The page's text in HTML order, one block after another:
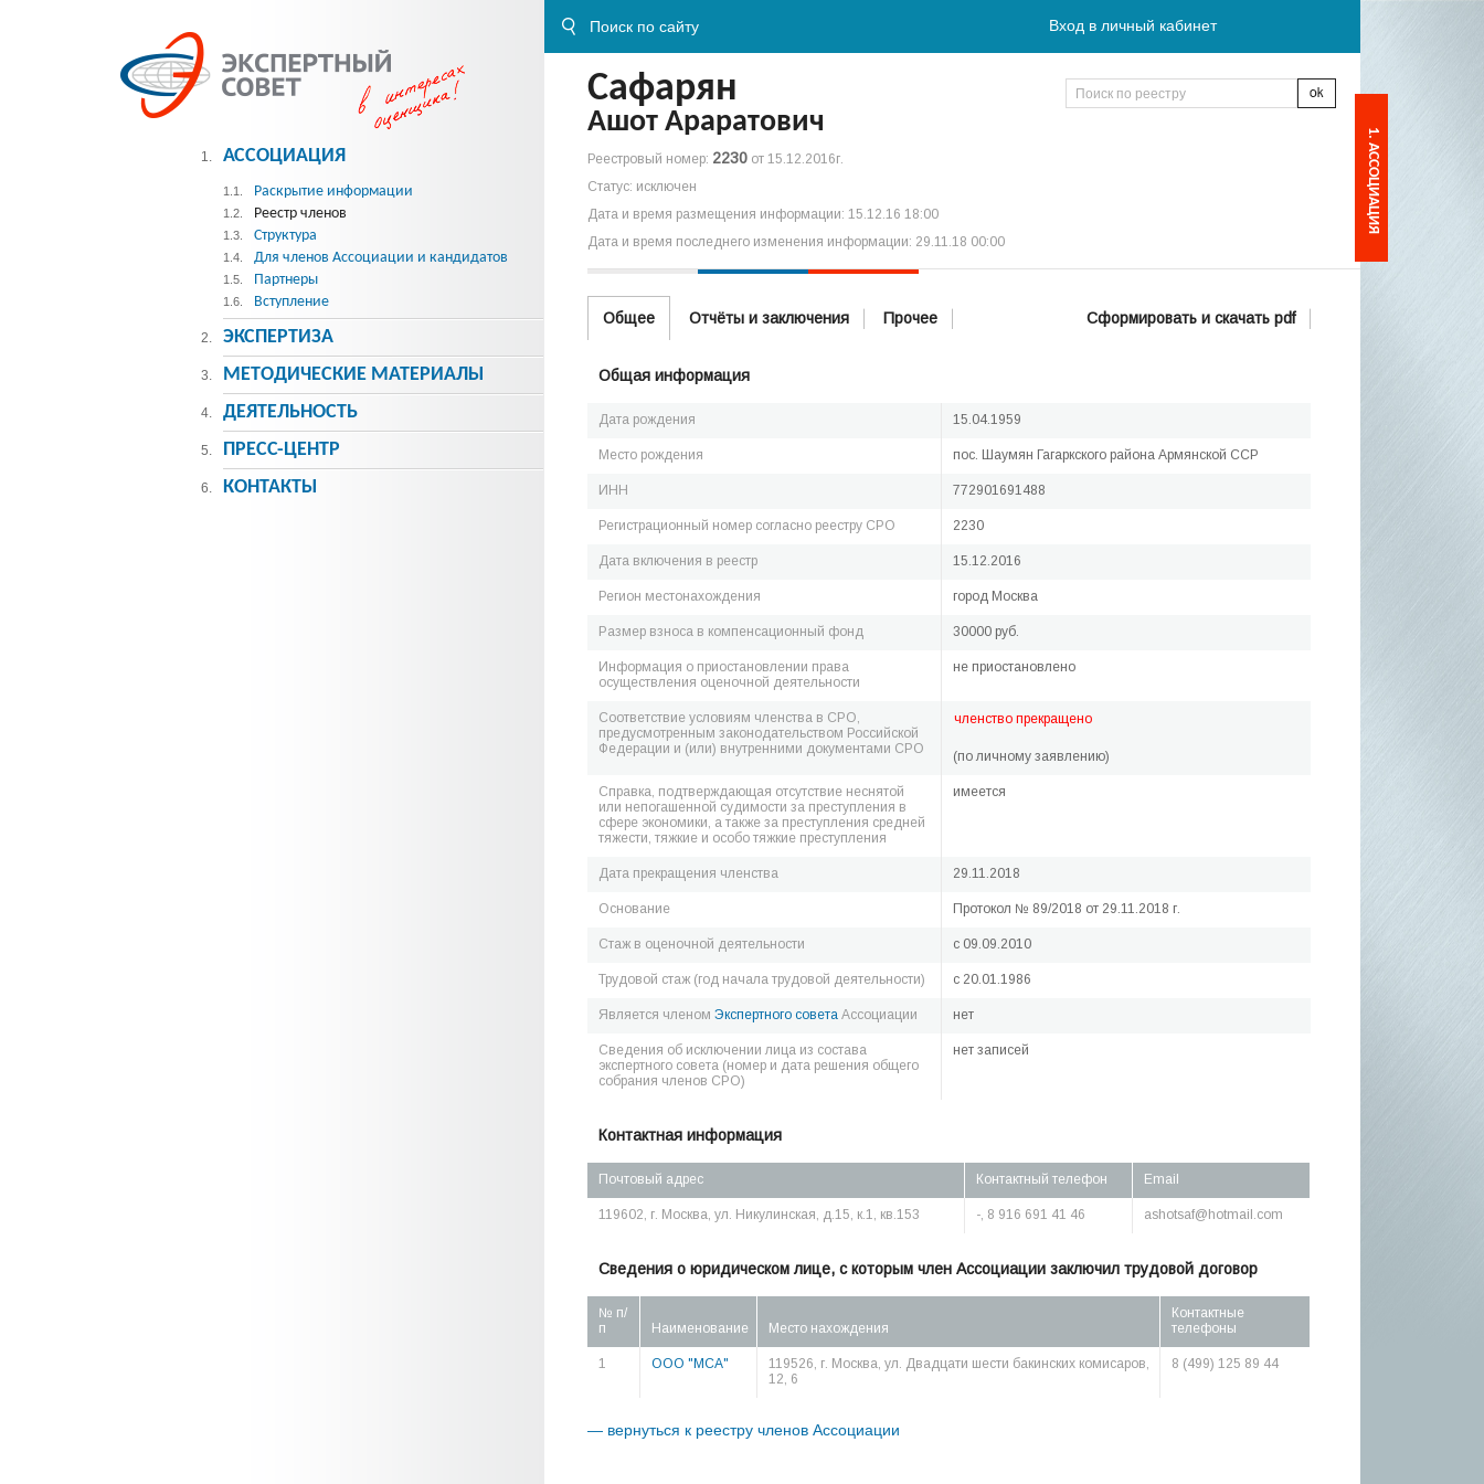
Вход в личный кабинет
Сафарян
Ашот Араратович
Реестровый номер: 2230 от 15.12.2016г.
Статус: исключен
Дата и время размещения информации: 15.12.16 18:00
Дата и время последнего изменения информации: 29.11.18 00:00
Общее Отчёты и заключения Прочее Сформировать и скачать pdf
Общая информация
Дата рождения 15.04.1959
Место рождения пос. Шаумян Гагаркского района Армянской ССР
ИНН 772901691488
Регистрационный номер согласно реестру СРО 2230
Дата включения в реестр 15.12.2016
Регион местонахождения город Москва
Размер взноса в компенсационный фонд 30000 руб.
Информация о приостановлении права
осуществления оценочной деятельности
не приостановлено
Соответствие условиям членства в СРО,
предусмотренным законодательством Российской
Федерации и (или) внутренними документами СРО
членство прекращено
(по личному заявлению)
Справка, подтверждающая отсутствие неснятой
или непогашенной судимости за преступления в
сфере экономики, а также за преступления средней
тяжести, тяжкие и особо тяжкие преступления
имеется
Дата прекращения членства 29.11.2018
Основание Протокол № 89/2018 от 29.11.2018 г.
Стаж в оценочной деятельности c 09.09.2010
Трудовой стаж (год начала трудовой деятельности) c 20.01.1986
Является членом Экспертного совета Ассоциации нет
Сведения об исключении лица из состава
экспертного совета (номер и дата решения общего
собрания членов СРО)
нет записей
Контактная информация
Почтовый адрес Контактный телефон Email
119602, г. Москва, ул. Никулинская, д.15, к.1, кв.153 -, 8 916 691 41 46 ashotsaf@hotmail.com
Сведения о юридическом лице, с которым член Ассоциации заключил трудовой договор
№ п/
п
Наименование Место нахождения
Контактные
телефоны
1 ООО "МСА"
119526, г. Москва, ул. Двадцати шести бакинских комисаров,
12, 6
8 (499) 125 89 44
— вернуться к реестру членов Ассоциации
1. АССОЦИАЦИЯ
1.1. Раскрытие информации
1.2. Реестр членов
1.3. Структура
1.4. Для членов Ассоциации и кандидатов
1.5. Партнеры
1.6. Вступление
2. ЭКСПЕРТИЗА
3. МЕТОДИЧЕСКИE МАТЕРИАЛЫ
4. ДЕЯТЕЛЬНОСТЬ
5. ПРЕСС-ЦЕНТР
6. КОНТАКТЫ
1. АССОЦИАЦИЯ